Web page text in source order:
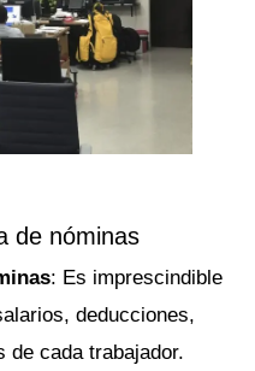
de nóminas
: Es imprescindible
deducciones,
de cada trabajador.